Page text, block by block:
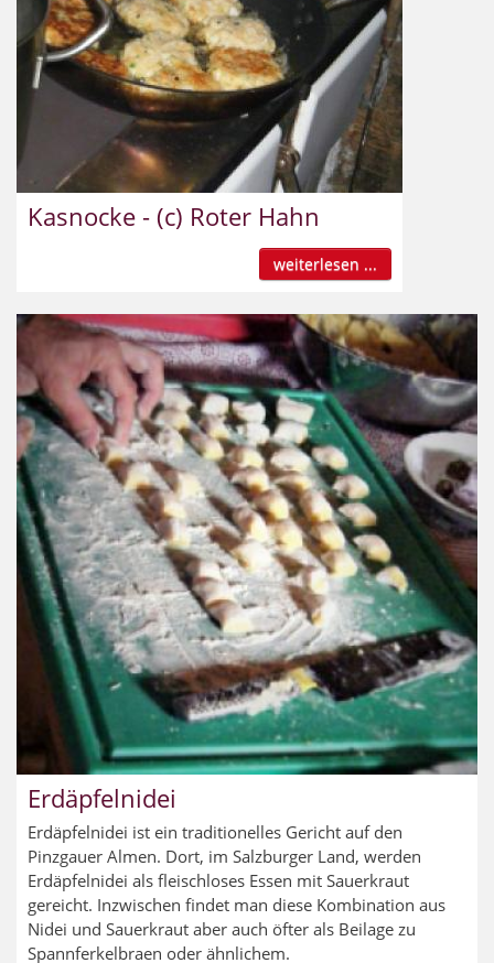
Kasnocke - (c) Roter Hahn
weiterlesen ...
Erdäpfelnidei
Erdäpfelnidei ist ein traditionelles Gericht auf den
Pinzgauer Almen. Dort, im Salzburger Land, werden
Erdäpfelnidei als fleischloses Essen mit Sauerkraut
gereicht. Inzwischen findet man diese Kombination aus
Nidei und Sauerkraut aber auch öfter als Beilage zu
Spannferkelbraen oder ähnlichem.